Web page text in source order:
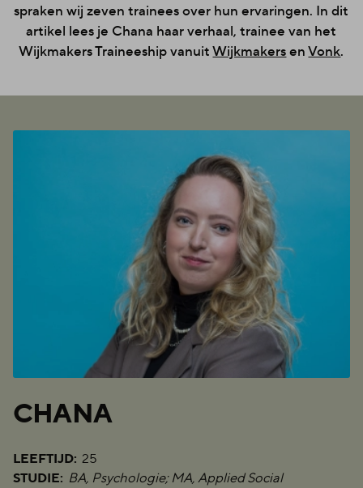
spraken wij zeven trainees over hun ervaringen. In dit
artikel lees je Chana haar verhaal, trainee van het
Wijkmakers Traineeship vanuitWijkmakersenVonk.
CHA­NA
LEEFTIJD: 25
STUDIE: BA, Psychologie; MA, Applied Social